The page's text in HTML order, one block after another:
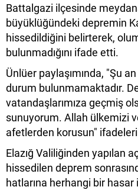
Battalgazi ilçesinde
büyüklüğündeki depremin
hissedildiğini belirterek,
bulunmadığını ifade etti.
Ünlüer paylaşımında, "Şu
durum bulunmamaktadır.
vatandaşlarımıza geçmiş
sunuyorum. Allah ülkemizi
afetlerden korusun"
Elazığ Valiliğinden yapılan
hissedilen deprem
hatlarına herhangi bir hasar